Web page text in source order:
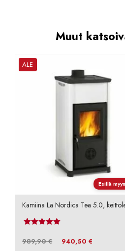
Muut
Esillä
ALE
Kamiina La Nordica Tea 5.0,
989,90€
Alkuperäinen
940,50€